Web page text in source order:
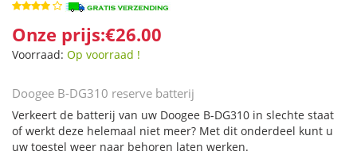
Onze prijs:€26.00
Voorraad: Op voorraad !
Doogee B-DG310 reserve batterij
Verkeert de batterij van uw Doogee B-DG310 in slechte staat
of werkt deze helemaal niet meer? Met dit onderdeel kunt u
uw toestel weer naar behoren laten werken.